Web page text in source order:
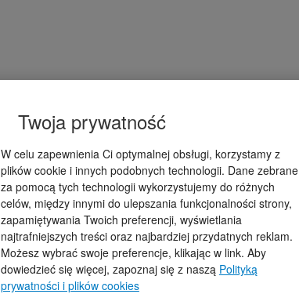
Twoja prywatność
W celu zapewnienia Ci optymalnej obsługi, korzystamy z
plików cookie i innych podobnych technologii. Dane zebrane
za pomocą tych technologii wykorzystujemy do różnych
celów, między innymi do ulepszania funkcjonalności strony,
zapamiętywania Twoich preferencji, wyświetlania
najtrafniejszych treści oraz najbardziej przydatnych reklam.
Możesz wybrać swoje preferencje, klikając w link. Aby
dowiedzieć się więcej, zapoznaj się z naszą Polityką
prywatności i plików cookies